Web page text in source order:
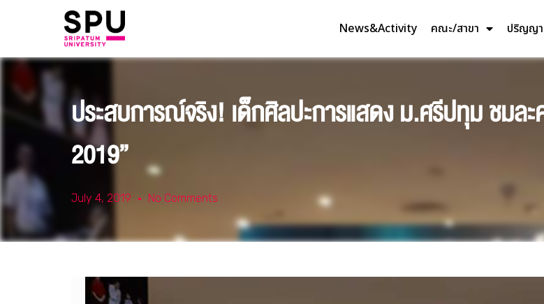
News&Activity คณะ/สาขา ปริญญา
ประสบการณ์จริง! เด็กศิลปะการแสดง ม.ศรีปทุม ชมละ
2019”
July 4, 2019 No Comments